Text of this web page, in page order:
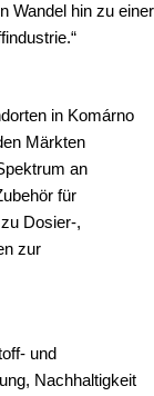
Wandel hin zu einer
in Komárno
Märkten
an
für
Dosier-,
zur
und
Nachhaltigkeit